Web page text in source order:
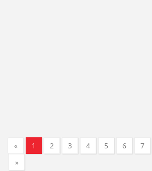
« 1 2 3 4 5 6 7
»